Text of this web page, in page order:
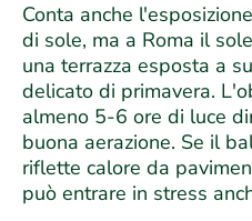
Conta anche
di sole, ma a Roma il
una terrazza esposta a
delicato di primavera.
almeno 5-6 ore di luce
buona aerazione. Se il
riflette calore da
può entrare in stress